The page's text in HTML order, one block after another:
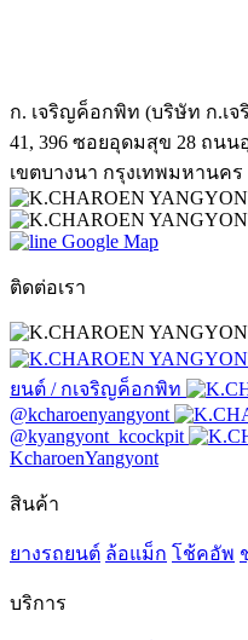
ก. เจริญค็อกพิท (บริษัท ก.เ
41, 396 ซอยอุดมสุข 28 ถน
เขตบางนา กรุงเทพมหานคร
Google Map
ติดต่อเรา
ยนต์ / กเจริญค็อกพิท
@kcharoenyangyont
@kyangyont_kcockpit
KcharoenYangyont
สินค้า
ยางรถยนต์ ล้อแม็ก โช้คอัพ
บริการ